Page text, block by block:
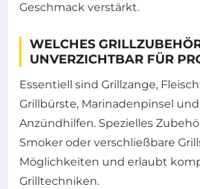
Geschmack verstärkt.
WELCHES
UNVERZICHTBAR FÜR
Essentiell sind Grillzange,
Grillbürste, Marinadenpinsel
Anzündhilfen. Spezielles
Smoker oder verschließbare
Möglichkeiten und erlaubt
Grilltechniken.